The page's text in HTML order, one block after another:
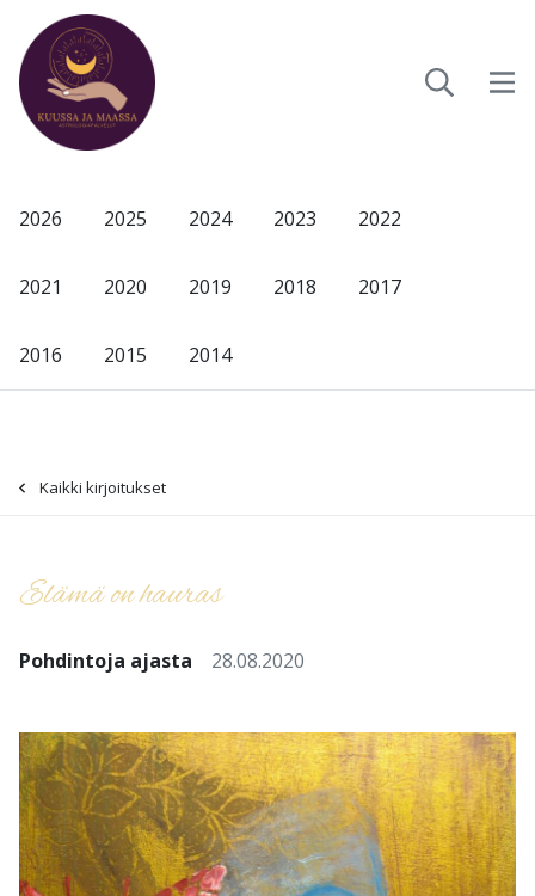
2026 2025 2024 2023 2022
2021 2020 2019 2018 2017
2016 2015 2014
Kaikki kirjoitukset
Elämä on hauras
Pohdintoja ajasta 28.08.2020